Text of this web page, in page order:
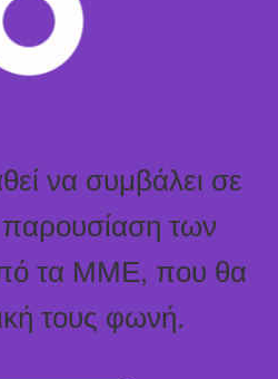
να συμβάλει σε
των
τα ΜΜΕ, που θα
τους φωνή.